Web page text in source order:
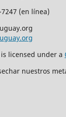
7247 (en línea)
licensed under a
nuestros